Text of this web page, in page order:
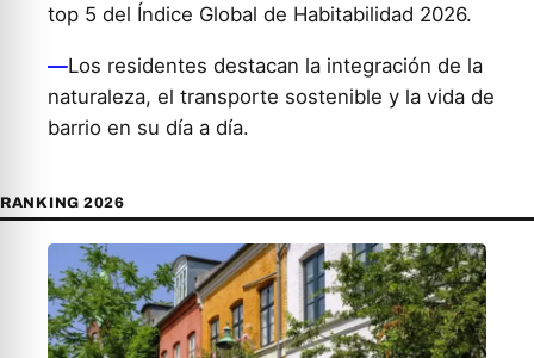
top 5 del Índice Global de Habitabilidad 2026.
—Los residentes destacan la integración de la
naturaleza, el transporte sostenible y la vida de
barrio en su día a día.
RANKING 2026